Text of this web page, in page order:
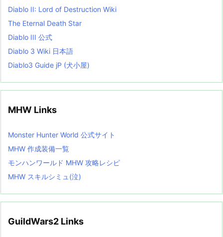
Diablo II: Lord of Destruction Wiki
The Eternal Death Star
Diablo III 公式
Diablo 3 Wiki 日本語
Diablo3 Guide jP (犬小屋)
MHW Links
Monster Hunter World 公式サイト
MHW 作成装備一覧
モンハンワールド MHW 攻略レシピ
MHW スキルシミュ(泣)
GuildWars2 Links